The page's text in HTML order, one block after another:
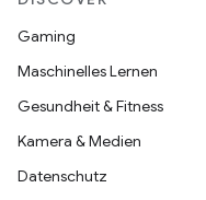
Gaming
Maschinelles Lernen
Gesundheit & Fitness
Kamera & Medien
Datenschutz